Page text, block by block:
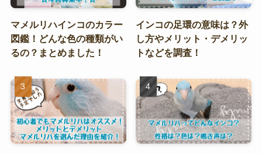
マメルリハインコのカラー
図鑑！どんな色の種類がい
るの？まとめました！
インコの足環の意味は？外
し方やメリット・デメリッ
トなどを調査！